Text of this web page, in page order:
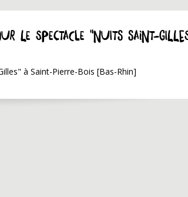
le spectacle "Nuits Saint-
à Saint-Pierre-Bois [Bas-Rhin]